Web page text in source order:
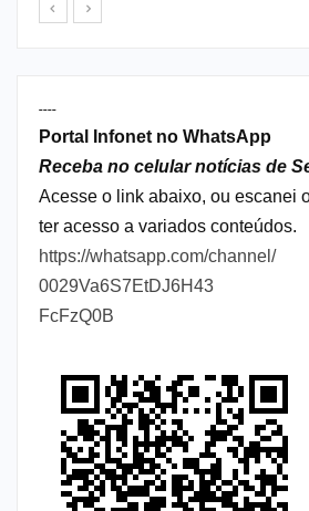
----
Portal Infonet no WhatsApp
Receba no celular notícias de
Acesse o link abaixo, ou escanei
ter acesso a variados conteúdos.
https://whatsapp.com/channel/
0029Va6S7EtDJ6H43
FcFzQ0B